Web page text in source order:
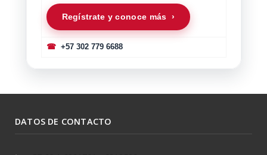
Regístrate y conoce más ›
☎+57 302 779 6688
DATOS DE CONTACTO